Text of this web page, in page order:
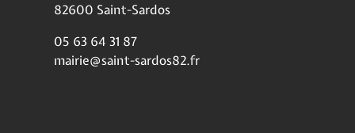
82600 Saint-Sardos
05 63 64 31 87
mairie@saint-sardos82.fr